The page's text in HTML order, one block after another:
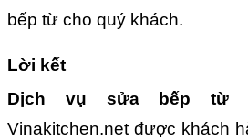
bếp từ cho quý khách.
Lời kết
Dịch vụ sửa bếp từ
Vinakitchen.net được khách